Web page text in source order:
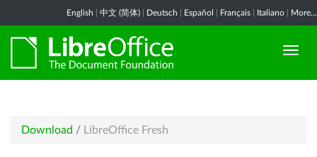
English 中文 (简体) Deutsch Español Français Italiano More...
Download / LibreOffice Fresh